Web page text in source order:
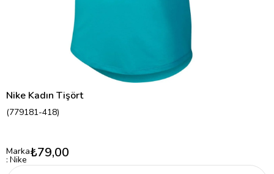
Nike Kadın Tişört
(779181-418)
Marka
: Nike ₺79,00